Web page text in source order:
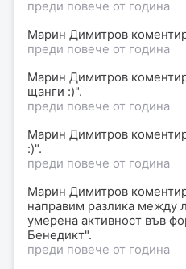
преди повече от година
Марин Димитров
преди повече от година
Марин Димитров
щанги :)".
преди повече от година
Марин Димитров
:)".
преди повече от година
Марин Димитров
направим разлика между
умерена активност във
Бенедикт".
преди повече от година